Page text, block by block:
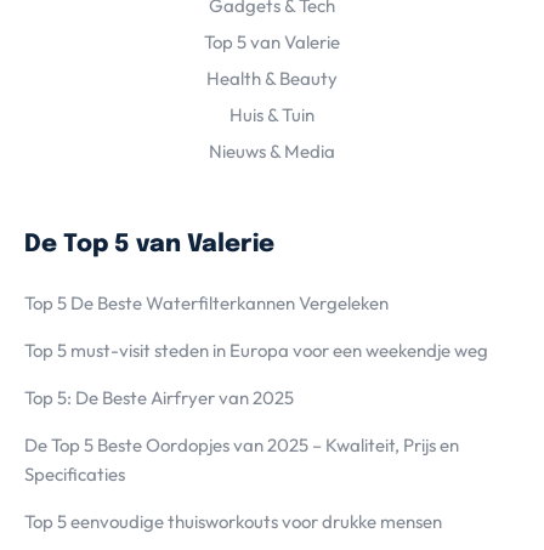
Gadgets & Tech
Top 5 van Valerie
Health & Beauty
Huis & Tuin
Nieuws & Media
De Top 5 van Valerie
Top 5 De Beste Waterfilterkannen Vergeleken
Top 5 must-visit steden in Europa voor een weekendje weg
Top 5: De Beste Airfryer van 2025
De Top 5 Beste Oordopjes van 2025 – Kwaliteit, Prijs en
Specificaties
Top 5 eenvoudige thuisworkouts voor drukke mensen